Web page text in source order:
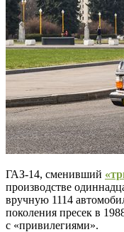
ГАЗ-14, сменивший
производстве
вручную 1114
поколения пресек в
с «привилегиями».